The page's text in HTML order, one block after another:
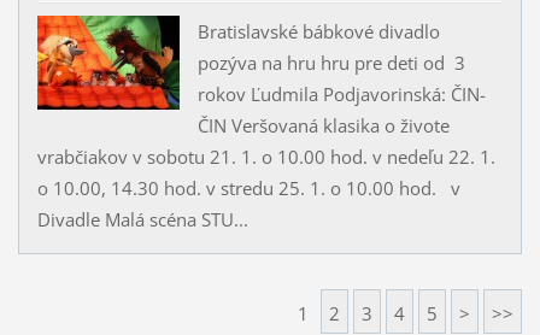
Bratislavské bábkové divadlo
pozýva na hru hru pre deti od 3
rokov Ľudmila Podjavorinská: ČIN-
ČIN Veršovaná klasika o živote
vrabčiakov v sobotu 21. 1. o 10.00 hod. v nedeľu 22. 1.
o 10.00, 14.30 hod. v stredu 25. 1. o 10.00 hod. v
Divadle Malá scéna STU...
1 2 3 4 5 > >>